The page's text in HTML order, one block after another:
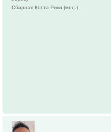
Сборная Коста-Рики (мол.)